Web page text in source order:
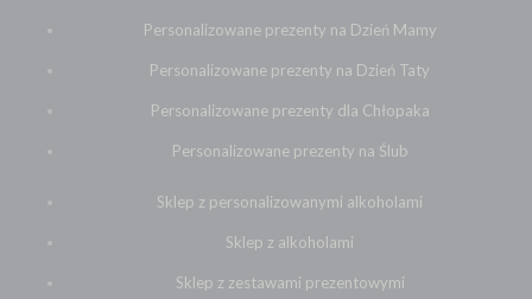
Personalizowane prezenty na Dzień Mamy
Personalizowane prezenty na Dzień Taty
Personalizowane prezenty dla Chłopaka
Personalizowane prezenty na Ślub
Sklep z personalizowanymi alkoholami
Sklep z alkoholami
Sklep z zestawami prezentowymi